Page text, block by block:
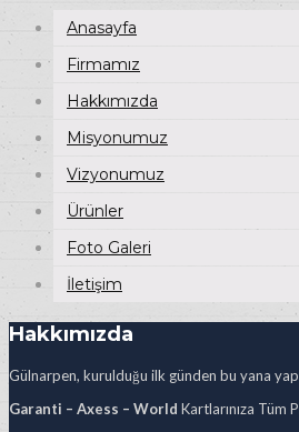
Anasayfa
Firmamız
Hakkımızda
Misyonumuz
Vizyonumuz
Ürünler
Foto Galeri
İletişim
Hakkımızda
Gülnarpen, kurulduğu ilk günden bu yana
Garanti – Axess – World Kartlarınıza Tüm